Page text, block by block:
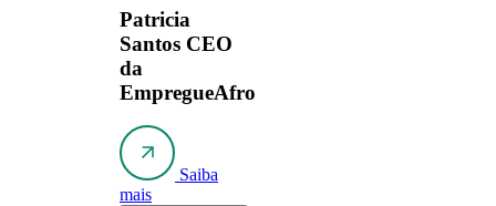
Patricia
Santos CEO
da
EmpregueAfro
Saiba
mais